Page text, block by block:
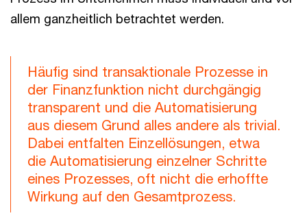
allem ganzheitlich betrachtet werden.
Häufig sind transaktionale Prozesse in
der Finanzfunktion nicht durchgängig
transparent und die Automatisierung
aus diesem Grund alles andere als trivial.
Dabei entfalten Einzellösungen, etwa
die Automatisierung einzelner Schritte
eines Prozesses, oft nicht die erhoffte
Wirkung auf den Gesamtprozess.